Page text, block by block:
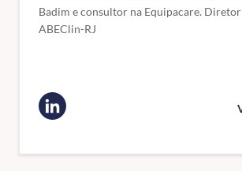
Badim e consultor na Equipacare.
ABEClin-RJ